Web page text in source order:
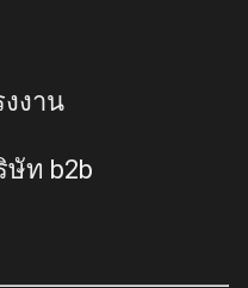
งาน
ษัท b2b